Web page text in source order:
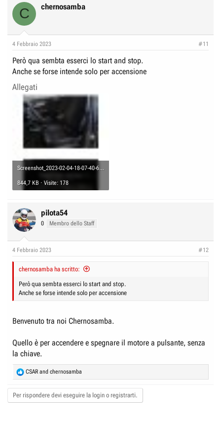
C chernosamba
4 Febbraio 2023 #11
Però qua sembta esserci lo start and stop.
Anche se forse intende solo per accensione
Allegati
Screenshot_2023-02-04-18-07-40-65_40deb401b9ffe8e1df2f1cc5ba480b12.jpg
844,7 KB · Visite: 178
pilota54
0 Membro dello Staff
4 Febbraio 2023 #12
chernosamba ha scritto:
Però qua sembta esserci lo start and stop.
Anche se forse intende solo per accensione
Benvenuto tra noi Chernosamba.
Quello è per accendere e spegnare il motore a pulsante, senza
la chiave.
R
e
a
c
t
CSAR and chernosamba
Per rispondere devi eseguire la login o registrarti.